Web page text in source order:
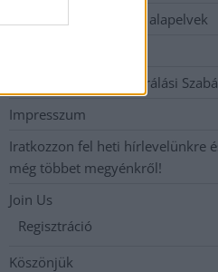
Etikai és függetlenségi alapelvek
Hozzászólási és Moderálási
Impresszum
Iratkozzon fel heti hírlevelünkre
még többet megyénkről!
Join Us
Regisztráció
Köszönjük